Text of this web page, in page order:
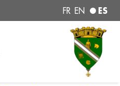
FR EN ES